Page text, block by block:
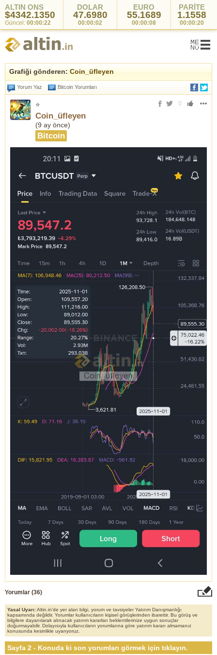
ALTIN ONS
$4342.1350
Güncel: 00:00:22
DOLAR
47.6980
00:00:02
EURO
55.1689
00:00:08
PARİTE
1.1558
00:00:20
Grafiği gönderen: Coin_üfleyen
Yorum Yaz Bitcoin Yorumları
⭐
Coin_üfleyen
(9 ay önce)
Bitcoin
0
Yorumlar (36)
Yasal Uyarı:Altin.in'de yer alan bilgi, yorum ve tavsiyeler Yatırım Danışmanlığı
kapsamında değildir. Yorumlar kullanıcıların kişisel görüşlerinden ibarettir. Bu görüş ve
bilgilere dayanılarak alınacak yatırım kararları beklentilerinize uygun sonuçlar
doğurmayabilir. Dolayısıyla kullanıcıların yorumlarına göre yatırım kararı almamanız
konusunda kesinlikle uyarıyoruz.
Sayfa 2 - Konuda ki son yorumları görmek için tıklayın.